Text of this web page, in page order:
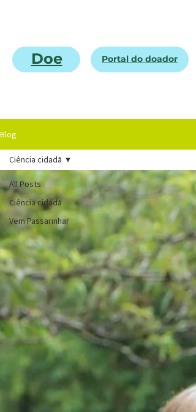
Doe Portal do doador
Blog
All Posts
Ciência cidadã
Vem Passarinhar
Ciência cidadã